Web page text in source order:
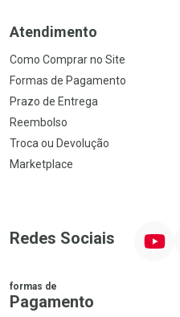
Atendimento
Como Comprar no Site
Formas de Pagamento
Prazo de Entrega
Reembolso
Troca ou Devolução
Marketplace
Redes Sociais
formas de
Pagamento